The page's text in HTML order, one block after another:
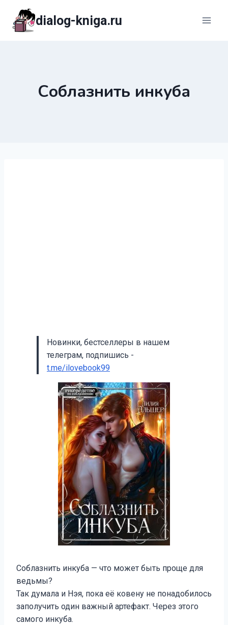
содержимому
dialog-kniga.ru
Соблазнить инкуба
Новинки, бестселлеры в нашем
телеграм, подпишись -
t.me/ilovebook99
Соблазнить инкуба — что может быть проще для
ведьмы?
Так думала и Нэя, пока её ковену не понадобилось
заполучить один важный артефакт. Через этого
самого инкуба.